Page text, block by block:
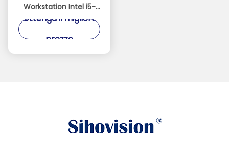
Workstation Intel i5-
1235U 32GB DDR4
Ottenga il migliore
prezzo